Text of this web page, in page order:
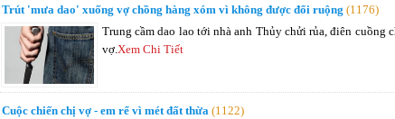
Trút 'mưa dao' xuống vợ chồng hàng xóm vì không được đổi ruộng (1176)
Trung cầm dao lao tới nhà anh Thủy chửi rủa, điên cuồng
vợ.Xem Chi Tiết
Cuộc chiến chị vợ - em rể vì mét đất thừa (1122)